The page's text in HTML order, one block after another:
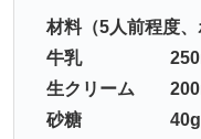
材料（5人前程度、
牛乳
生クリーム
砂糖 40g